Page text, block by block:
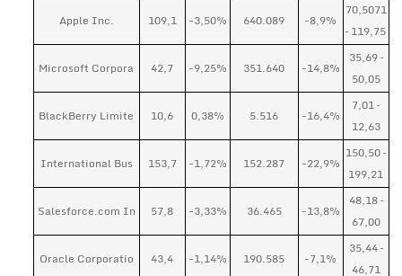
Apple Inc. 109,1 -3,50% 640.089 -8,9%
70,5071
– 119,75
Microsoft Corpora 42,7 -9,25% 351.640 -14,8%
35,69 –
50,05
BlackBerry Limite 10,6 0,38% 5.516 -16,4%
7,01 –
12,63
International Bus 153,7 -1,72% 152.287 -22,9%
150,50 –
199,21
Salesforce.com In 57,8 -3,33% 36.465 -13,8%
48,18 –
67,00
Oracle Corporatio 43,4 -1,14% 190.585 -7,1%
35,44 –
46,71